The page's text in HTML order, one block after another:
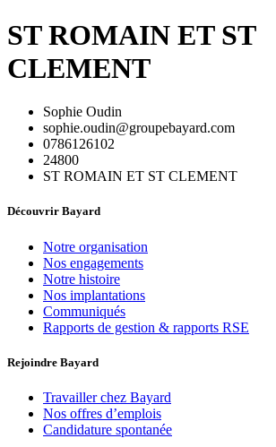
ST ROMAIN ET ST
CLEMENT
Sophie Oudin
sophie.oudin@groupebayard.com
0786126102
24800
ST ROMAIN ET ST CLEMENT
Découvrir Bayard
Notre organisation
Nos engagements
Notre histoire
Nos implantations
Communiqués
Rapports de gestion & rapports RSE
Rejoindre Bayard
Travailler chez Bayard
Nos offres d’emplois
Candidature spontanée